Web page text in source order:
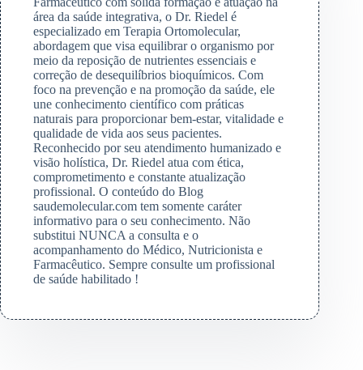
área da saúde integrativa, o Dr. Riedel é
especializado em Terapia Ortomolecular,
abordagem que visa equilibrar o organismo por
meio da reposição de nutrientes essenciais e
correção de desequilíbrios bioquímicos. Com
foco na prevenção e na promoção da saúde, ele
une conhecimento científico com práticas
naturais para proporcionar bem-estar, vitalidade e
qualidade de vida aos seus pacientes.
Reconhecido por seu atendimento humanizado e
visão holística, Dr. Riedel atua com ética,
comprometimento e constante atualização
profissional. O conteúdo do Blog
saudemolecular.com tem somente caráter
informativo para o seu conhecimento. Não
substitui NUNCA a consulta e o
acompanhamento do Médico, Nutricionista e
Farmacêutico. Sempre consulte um profissional
de saúde habilitado !